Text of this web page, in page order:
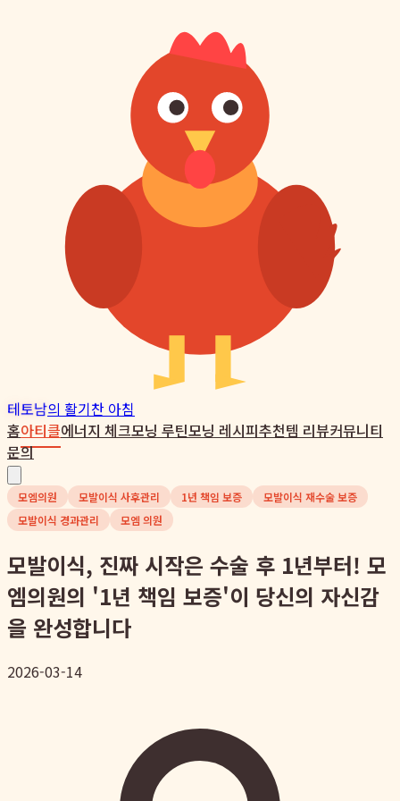
테토남의 활기찬 아침
홈아티클에너지 체크모닝 루틴모닝 레시피추천템 리뷰커뮤니티
문의
모엠의원 모발이식 사후관리 1년 책임 보증
모발이식 재수술 보증
모발이식 경과관리
모엠 의원
모발이식, 진짜 시작은 수술 후 1년부터! 모
엠의원의 '1년 책임 보증'이 당신의 자신감
을 완성합니다
2026-03-14